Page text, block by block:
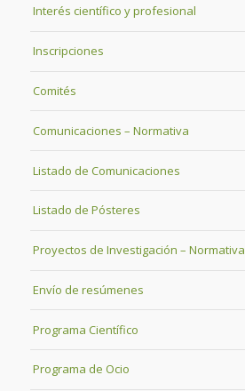
Interés científico y profesional
Inscripciones
Comités
Comunicaciones – Normativa
Listado de Comunicaciones
Listado de Pósteres
Proyectos de Investigación – Normativa
Envío de resúmenes
Programa Científico
Programa de Ocio